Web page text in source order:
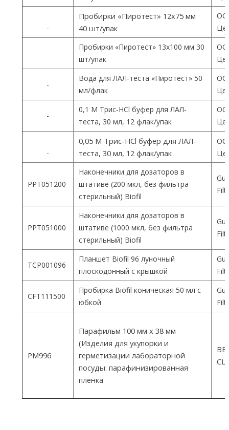
-
Пробирки «Пиротест» 12х75 мм
40 шт/упак
-
Пробирки «Пиротест» 13х100 мм 30
шт/упак
-
Вода для ЛАЛ-теста «Пиротест» 50
мл/флак
-
0,1 М Трис-HCl буфер для ЛАЛ-
теста, 30 мл, 12 флак/упак
-
0,05 М Трис-HCl буфер для ЛАЛ-
теста, 30 мл, 12 флак/упак
PPT051200
Наконечники для дозаторов в
штативе (200 мкл, без фильтра
стерильный) Biofil
PPT051000
Наконечники для дозаторов в
штативе (1000 мкл, без фильтра
стерильный) Biofil
TCP001096
Планшет Biofil 96 луночный
плоскодонный с крышкой
CFT111500
Пробирка Biofil коническая 50 мл с
юбкой
PM996
Парафильм 100 мм х 38 мм
(Изделия для укупорки и
герметизации лабораторной
посуды: парафинизированная
пленка